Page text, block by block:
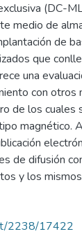
(DC-
medio de
de
que
una
con otros
de los
magnético.
de difusión
y los
2238/17422